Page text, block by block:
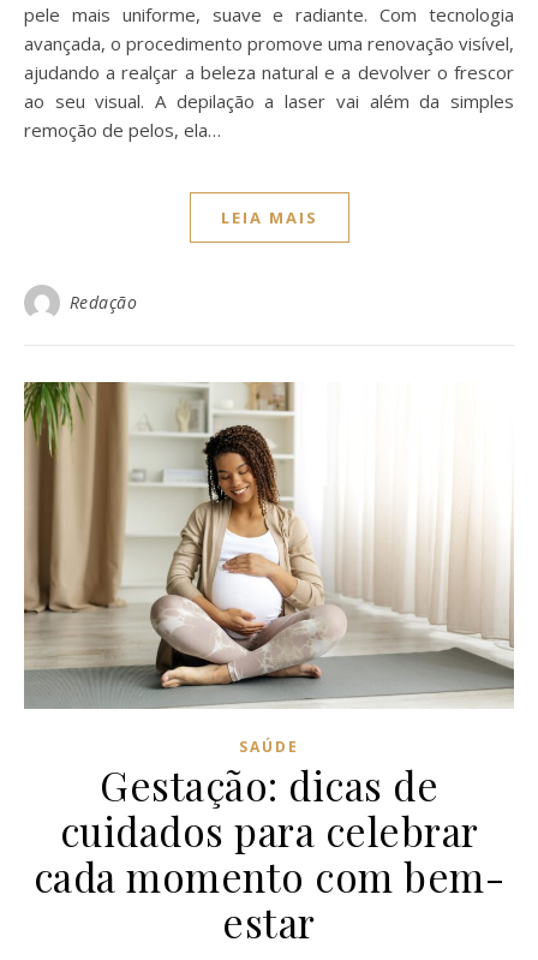
pele mais uniforme, suave e radiante. Com tecnologia
avançada, o procedimento promove uma renovação visível,
ajudando a realçar a beleza natural e a devolver o frescor
ao seu visual. A depilação a laser vai além da simples
remoção de pelos, ela…
LEIA MAIS
Redação
SAÚDE
Gestação: dicas de
cuidados para celebrar
cada momento com bem-
estar